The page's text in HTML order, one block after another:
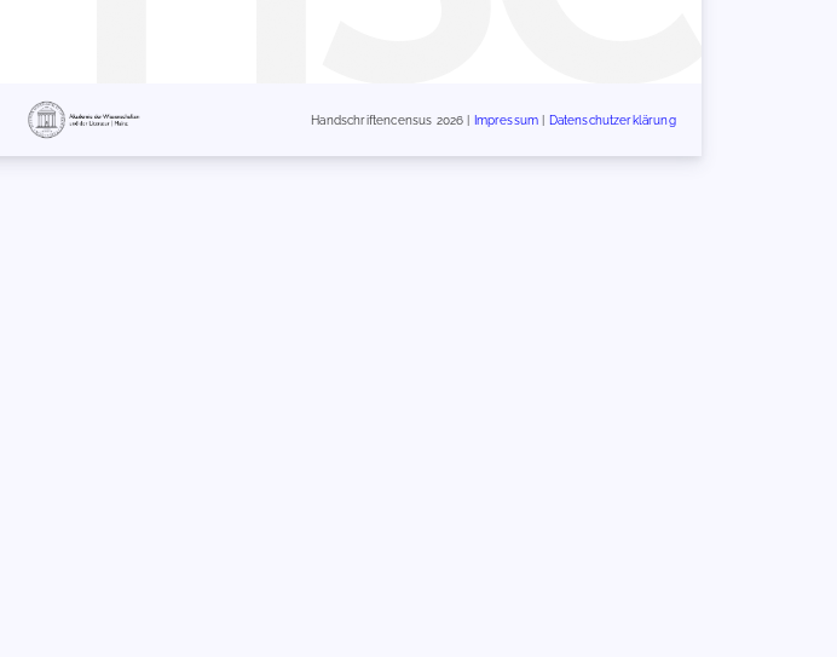
Handschriftencensus 2026 | Impressum Datenschutzerklärung